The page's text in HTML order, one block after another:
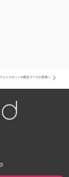
ォトスポットや限定フードが登場へ